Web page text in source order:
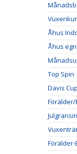
Åhus
Åhus
Top Spin
Davis
Förälder-